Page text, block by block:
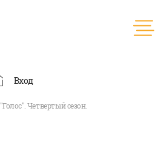
Вход
"Голос". Четвертый сезон.